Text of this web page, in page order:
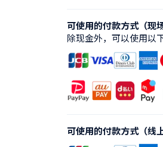
可使用的付款方式（现
除现金外，可以使用以
可使用的付款方式（线上